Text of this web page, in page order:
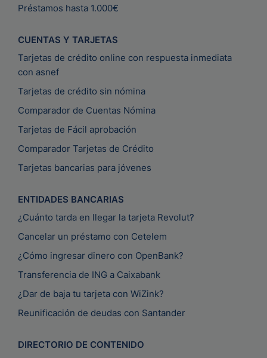
Préstamos hasta 1.000€
CUENTAS Y TARJETAS
Tarjetas de crédito online con respuesta inmediata
con asnef
Tarjetas de crédito sin nómina
Comparador de Cuentas Nómina
Tarjetas de Fácil aprobación
Comparador Tarjetas de Crédito
Tarjetas bancarias para jóvenes
ENTIDADES BANCARIAS
¿Cuánto tarda en llegar la tarjeta Revolut?
Cancelar un préstamo con Cetelem
¿Cómo ingresar dinero con OpenBank?
Transferencia de ING a Caixabank
¿Dar de baja tu tarjeta con WiZink?
Reunificación de deudas con Santander
DIRECTORIO DE CONTENIDO